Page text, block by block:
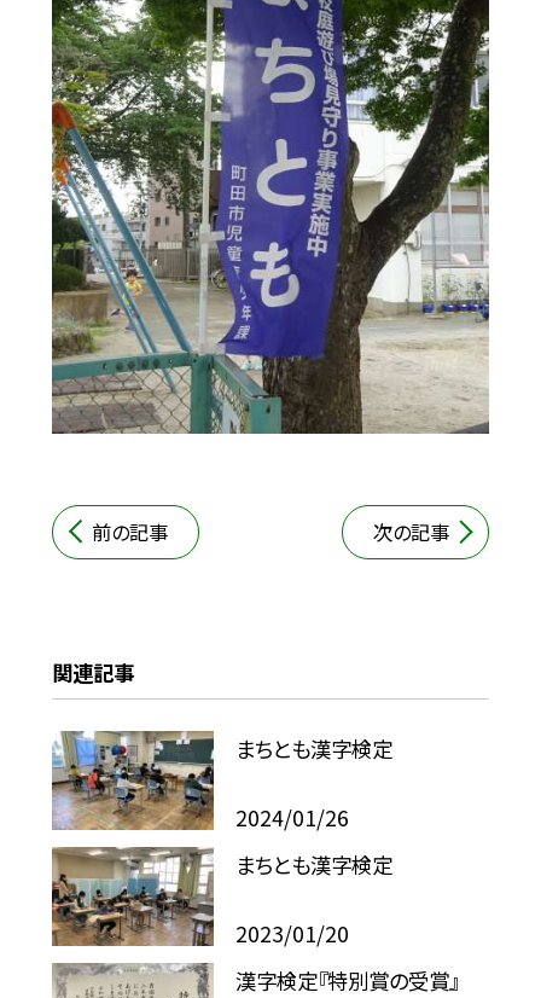
前の記事 次の記事
関連記事
まちとも漢字検定
2024/01/26
まちとも漢字検定
2023/01/20
漢字検定『特別賞の受賞』